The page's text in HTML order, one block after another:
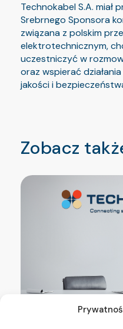
Technokabel S.A. miał
Srebrnego Sponsora
związana z polskim
elektrotechnicznym,
uczestniczyć w
oraz wspierać
jakości i
Zobacz